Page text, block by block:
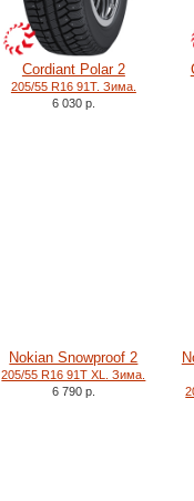
Cordiant Polar 2
205/55 R16 91T. Зима.
6 030 р.
Nokian Snowproof 2
205/55 R16 91T XL. Зима.
6 790 р.